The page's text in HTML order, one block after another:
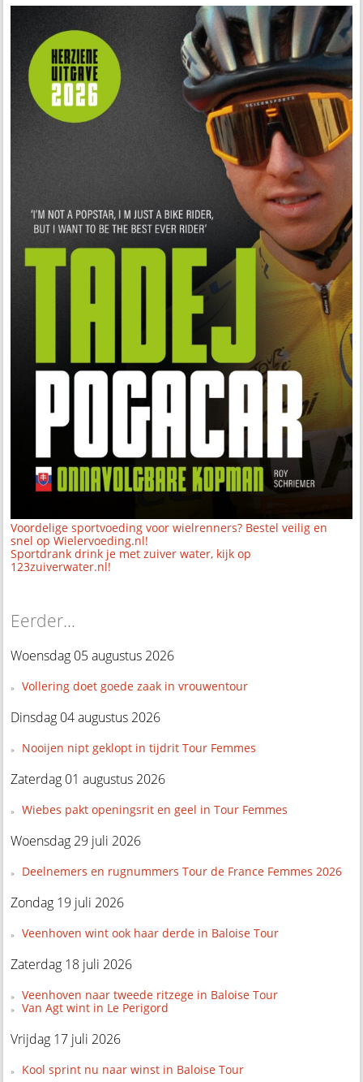
Voordelige sportvoeding voor wielrenners? Bestel veilig en
snel op Wielervoeding.nl!
Sportdrank drink je met zuiver water, kijk op
123zuiverwater.nl!
Eerder...
Woensdag 05 augustus 2026
Vollering doet goede zaak in vrouwentour
Dinsdag 04 augustus 2026
Nooijen nipt geklopt in tijdrit Tour Femmes
Zaterdag 01 augustus 2026
Wiebes pakt openingsrit en geel in Tour Femmes
Woensdag 29 juli 2026
Deelnemers en rugnummers Tour de France Femmes 2026
Zondag 19 juli 2026
Veenhoven wint ook haar derde in Baloise Tour
Zaterdag 18 juli 2026
Veenhoven naar tweede ritzege in Baloise Tour
Van Agt wint in Le Perigord
Vrijdag 17 juli 2026
Kool sprint nu naar winst in Baloise Tour